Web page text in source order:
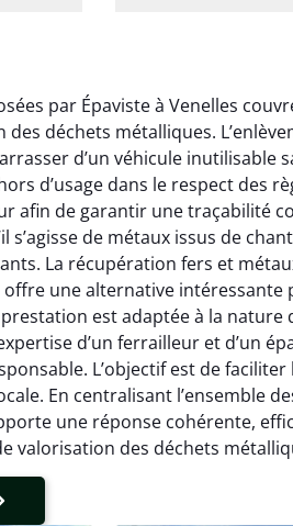
par Épaviste à Venelles
des déchets métalliques.
d’un véhicule inutilisable
d’usage dans le respect des
afin de garantir une traçabilité
s’agisse de métaux issus de
La récupération fers et
une alternative
est adaptée à la
d’un ferrailleur et d’un
L’objectif est de
En centralisant l’ensemble
une réponse cohérente,
valorisation des déchets